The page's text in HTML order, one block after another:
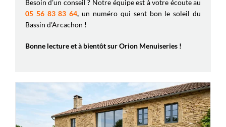
Besoin d’un conseil ? Notre équipe est à votre écoute au
05 56 83 83 64, un numéro qui sent bon le soleil du
Bassin d’Arcachon !
Bonne lecture et à bientôt sur Orion Menuiseries !